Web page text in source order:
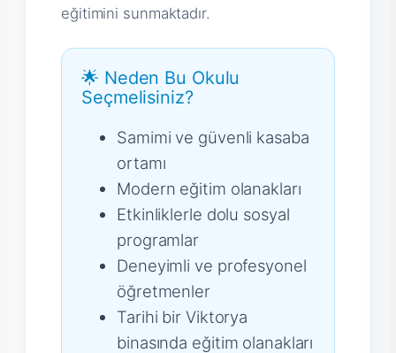
eğitimini sunmaktadır.
🌟 Neden Bu Okulu
Seçmelisiniz?
Samimi ve güvenli kasaba
ortamı
Modern eğitim olanakları
Etkinliklerle dolu sosyal
programlar
Deneyimli ve profesyonel
öğretmenler
Tarihi bir Viktorya
binasında eğitim olanakları